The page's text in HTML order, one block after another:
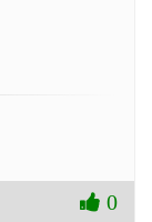
0